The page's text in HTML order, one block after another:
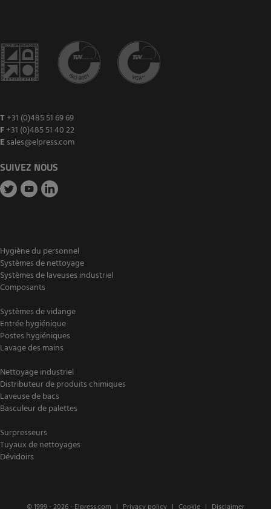
T +31 (0)485 51 69 69
F+31 (0)485 51 40 22
E sales@elpress.com
SUIVEZ NOUS
Hygiène du personnel
Systèmes de nettoyage
Systèmes de laveuses industriel
Composants
Systèmes de vidange
Entrée hygiénique
Postes hygiéniques
Lavage des mains
Nettoyage industriel
Distributeur de produits chimiques
Laveuse de bacs
Basculeur de palettes
Surpresseurs
Tuyaux de nettoyages
Dévidoirs